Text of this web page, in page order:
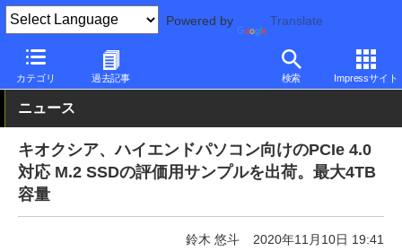
Powered by Translate
カテゴリ 過去記事 検索 Impressサイト
PC Watch 半導体/周辺機器
ニュース
キオクシア、ハイエンドパソコン向けのPCIe 4.0
対応 M.2 SSDの評価用サンプルを出荷。最大4TB
容量
鈴木 悠斗 2020年11月10日 19:41